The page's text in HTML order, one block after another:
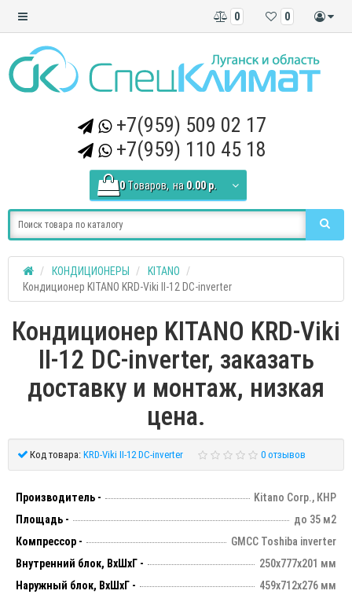
0
0
+7(959) 509 02 17
+7(959) 110 45 18
0 Tоваров, на 0.00 р.
КОНДИЦИОНЕРЫ
KITANO
Кондиционер KITANO KRD-Viki II-12 DC-inverter
Кондиционер KITANO KRD-Viki
II-12 DC-inverter, заказать
доставку и монтаж, низкая
цена.
Код товара: KRD-Viki II-12 DC-inverter 0 отзывов
Производитель -
Kitano Corp., КНР
Площадь -
до 35 м2
Компрессор -
GMCC Toshiba inverter
Внутренний блок, ВхШхГ -
250х777х201 мм
Наружный блок, ВхШхГ -
459х712х276 мм